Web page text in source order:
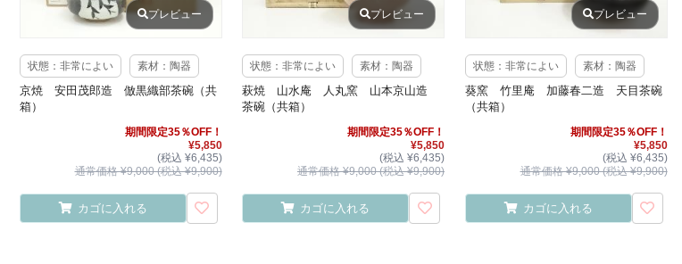
プレビュー
状態：非常によい 素材：陶器
京焼 安田茂郎造 倣黒織部茶碗（共
箱）
期間限定35％OFF！
¥5,850
(税込 ¥6,435)
通常価格 ¥9,000 (税込 ¥9,900)
カゴに入れる
プレビュー
状態：非常によい 素材：陶器
萩焼 山水庵 人丸窯 山本京山造
茶碗（共箱）
期間限定35％OFF！
¥5,850
(税込 ¥6,435)
通常価格 ¥9,000 (税込 ¥9,900)
カゴに入れる
プレビュー
状態：非常によい 素材：陶器
葵窯 竹里庵 加藤春二造 天目茶碗
（共箱）
期間限定35％OFF！
¥5,850
(税込 ¥6,435)
通常価格 ¥9,000 (税込 ¥9,900)
カゴに入れる